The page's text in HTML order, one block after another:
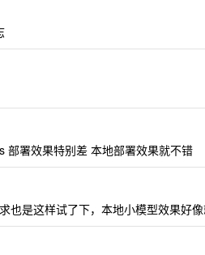
部署效果特别差 本地部署效果就不错
也是这样试了下，本地小模型效果好